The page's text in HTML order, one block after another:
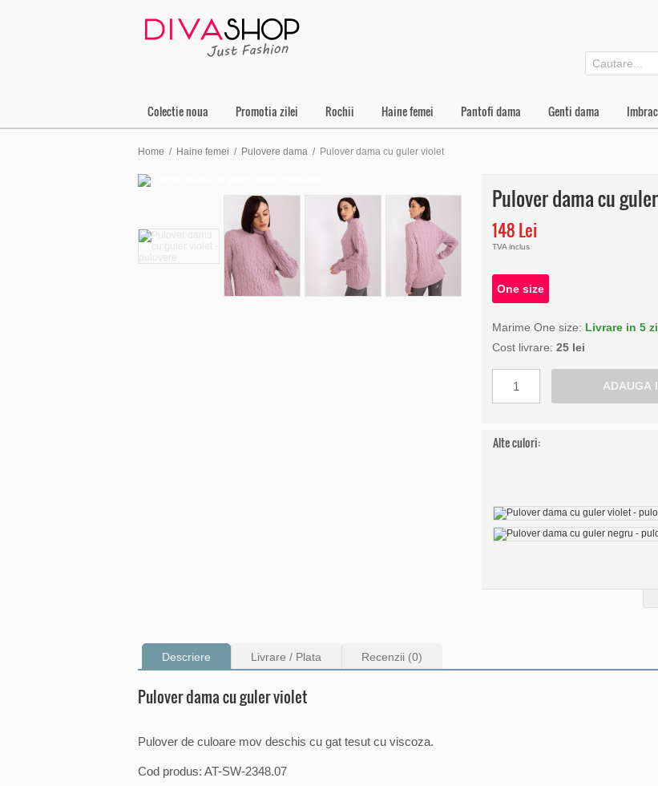
Colectie noua Promotia zilei Rochii Haine femei Pantofi dama Genti dama
Home / Haine femei / Pulovere dama / Pulover dama cu guler violet
Pulover dama cu
148 Lei
TVA inclus
One size
Marime One size: Livrare in 5
Cost livrare: 25 lei
Alte culori:
Descriere Livrare / Plata Recenzii (0)
Pulover dama cu guler violet
Pulover de culoare mov deschis cu gat tesut cu viscoza.
Cod produs: AT-SW-2348.07